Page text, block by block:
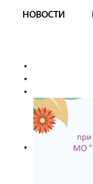
НОВОСТИ